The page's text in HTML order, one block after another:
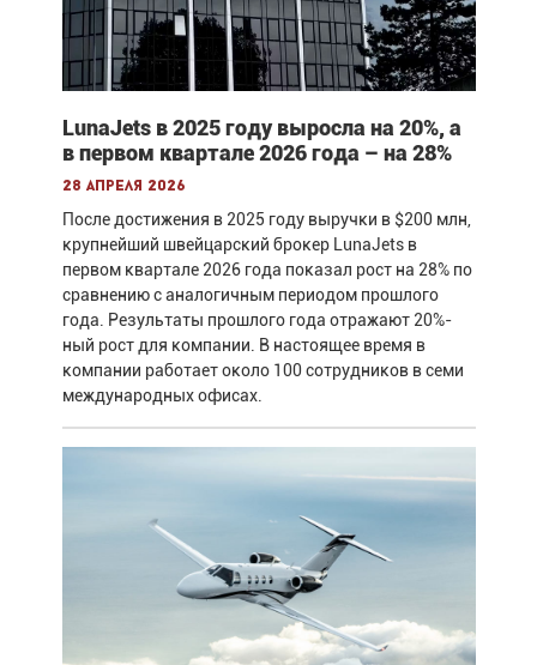
LunaJets в 2025 году выросла на 20%, а
в первом квартале 2026 года – на 28%
28 апреля 2026
После достижения в 2025 году выручки в $200 млн,
крупнейший швейцарский брокер LunaJets в
первом квартале 2026 года показал рост на 28% по
сравнению с аналогичным периодом прошлого
года. Результаты прошлого года отражают 20%-
ный рост для компании. В настоящее время в
компании работает около 100 сотрудников в семи
международных офисах.